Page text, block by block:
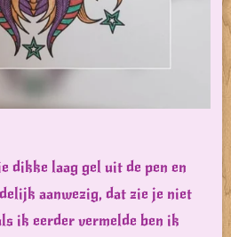
dikke laag gel uit de pen en
aanwezig, dat zie je niet
ik eerder vermelde ben ik